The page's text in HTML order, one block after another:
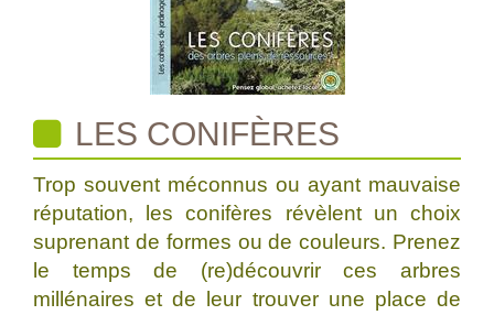
LES CONIFÈRES
Trop souvent méconnus ou ayant mauvaise
réputation, les conifères révèlent un choix
suprenant de formes ou de couleurs. Prenez
le temps de (re)découvrir ces arbres
millénaires et de leur trouver une place de